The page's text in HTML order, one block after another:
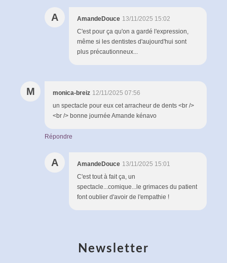
A AmandeDouce 13/11/2025 15:02
C'est pour ça qu'on a gardé l'expression,
même si les dentistes d'aujourd'hui sont
plus précautionneux...
M monica-breiz 12/11/2025 07:56
un spectacle pour eux cet arracheur de dents <br />
<br /> bonne journée Amande kénavo
Répondre
A AmandeDouce 13/11/2025 15:01
C'est tout à fait ça, un
spectacle...comique...le grimaces du patient
font oublier d'avoir de l'empathie !
Newsletter